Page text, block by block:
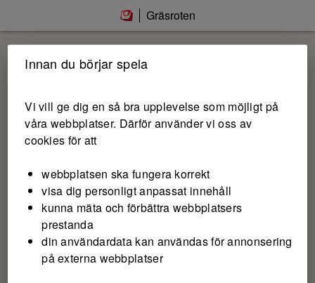
Gräsroten
Innan du börjar spela
Vi vill ge dig en så bra upplevelse som möjligt på
våra webbplatser. Därför använder vi oss av
cookies för att
webbplatsen ska fungera korrekt
visa dig personligt anpassat innehåll
kunna mäta och förbättra webbplatsers
prestanda
din användardata kan användas för annonsering
på externa webbplatser